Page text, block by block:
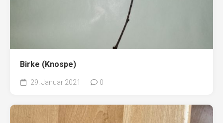
Birke (Knospe)
29. Januar 2021 0